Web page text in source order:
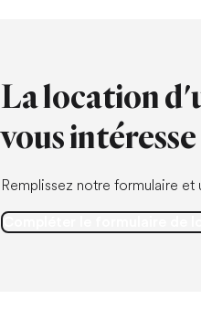
La location
vous intéresse
Remplissez notre formulaire
Compléter le formulaire de